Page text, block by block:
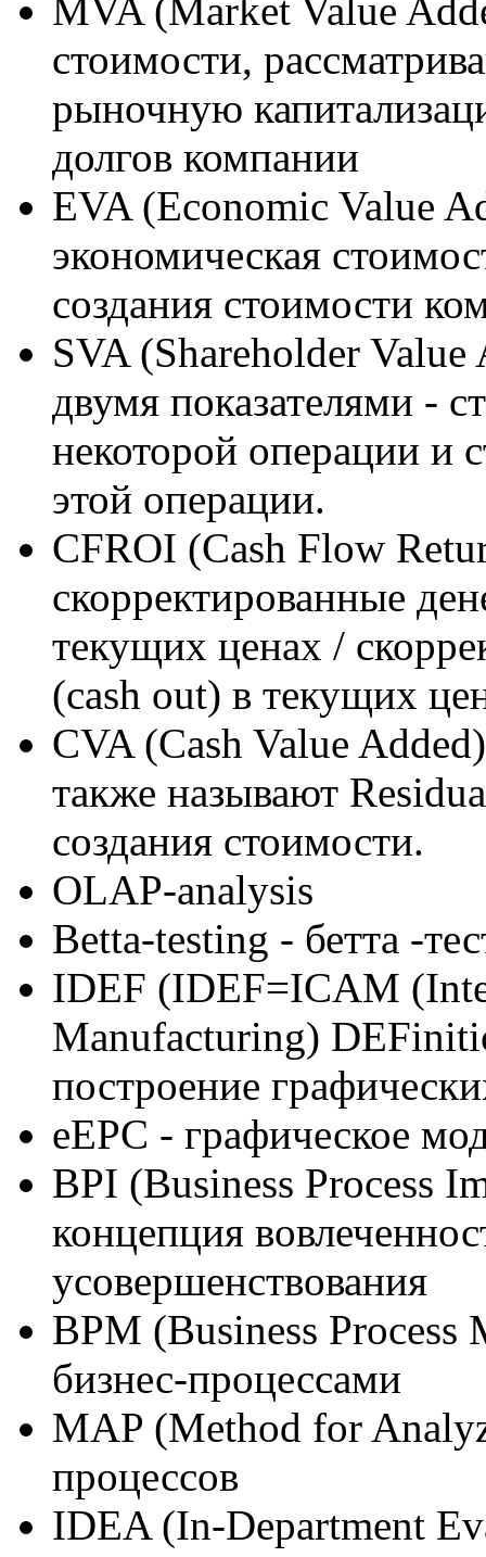
MVA (Market Value
стоимости,
рыночную
долгов компании
EVA (Economic Value
экономическая
создания стоимости
SVA (Shareholder
двумя показателями -
некоторой операции и
этой операции.
CFROI (Cash Flow
скорректированные
текущих ценах /
(cash out) в текущих
CVA (Cash Value
также называют
создания стоимости.
OLAP-analysis
Betta-testing - бетта -
IDEF (IDEF=ICAM
Manufacturing)
построение
eEPC - графическое
BPI (Business Process
концепция
усовершенствования
BPM (Business Process
бизнес-процессами
MAP (Method for
процессов
IDEA (In-Department